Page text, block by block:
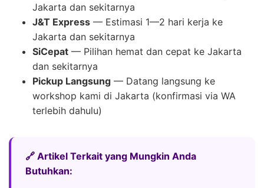
Jakarta dan sekitarnya
J&T Express — Estimasi 1—2 hari kerja ke
Jakarta dan sekitarnya
SiCepat — Pilihan hemat dan cepat ke Jakarta
dan sekitarnya
Pickup Langsung — Datang langsung ke
workshop kami di Jakarta (konfirmasi via WA
terlebih dahulu)
🔗 Artikel Terkait yang Mungkin Anda
Butuhkan: